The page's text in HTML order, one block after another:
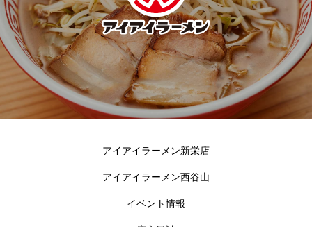
アイアイラーメン新栄店
アイアイラーメン西谷山
イベント情報